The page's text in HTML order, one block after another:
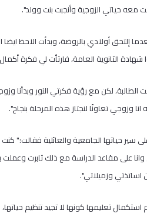
حياتي الزوجية وأنجبت بنت وولد".
إلتحق أولادي بالروضة، وبدأت الاحظ
الثانوية العامة، فارتأت لي فكرة
لكن مع رؤية فكرتي النور وبدأنا
وزوجي تعاونًا لنجتاز هذه المرحلة بنجاح".
سير حياتها الجامعية والعائلية فقالت:"
وانا على مقاعد الدراسة مع ذلك ثابرت
وزميلاتي".
تعليمها كونها لا تجيد تنظيم